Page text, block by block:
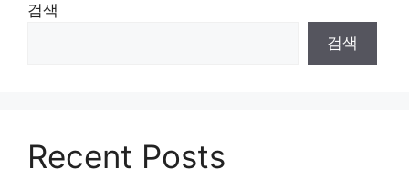
검색
검색
Recent Posts